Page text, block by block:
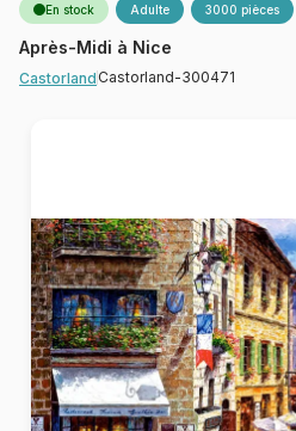
En stock Adulte 3000 pièces
Après-Midi à Nice
Castorland Castorland-300471